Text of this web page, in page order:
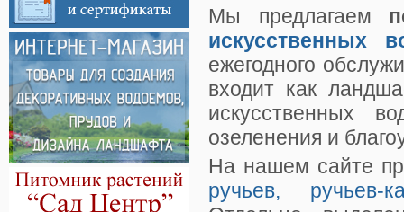
Мы предлагаем
искусственных
ежегодного
входит как
искусственных
озеленения и
На нашем сайте
ручьев, ручьев-